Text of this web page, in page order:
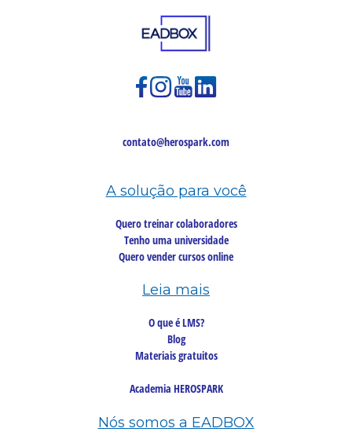
contato@herospark.com
A solução para você
Quero treinar colaboradores
Tenho uma universidade
Quero vender cursos online
Leia mais
O que é LMS?
Blog
Materiais gratuitos
Academia HEROSPARK
Nós somos a EADBOX